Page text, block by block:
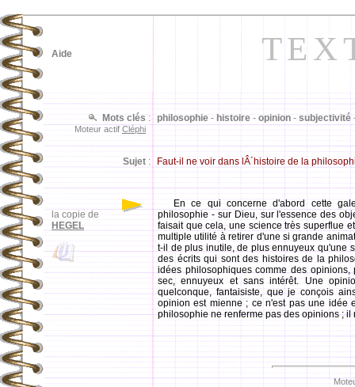
la copie de
HEGEL
philosophie - histoire - opinion - subjectivité
Mots clés :
Moteur actif Cléphi
Sujet : Faut-il ne voir dans lÂ´histoire de la
Aide
En ce qui concerne d'abord cette
philosophie - sur Dieu, sur l'essence des
faisait que cela, une science très superflue
multiple utilité à retirer d'une si grande
t-il de plus inutile, de plus ennuyeux qu'une
des écrits qui sont des histoires de la
idées philosophiques comme des
sec, ennuyeux et sans intérêt. Une
quelconque, fantaisiste, que je conçois
opinion est mienne ; ce n'est pas une idée
philosophie ne renferme pas des opinions ;